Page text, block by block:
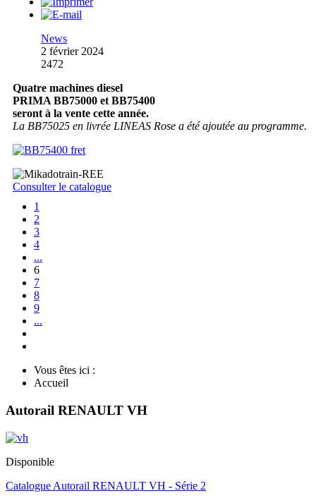
News
2 février 2024
2472
Quatre machines diesel
PRIMA BB75000 et BB75400
seront à la vente cette année.
La BB75025 en livrée LINEAS Rose a été ajoutée au programme.
Consulter le catalogue
1
2
3
4
...
6
7
8
9
...
Vous êtes ici :
Accueil
Autorail RENAULT VH
Disponible
Catalogue Autorail RENAULT VH - Série 2